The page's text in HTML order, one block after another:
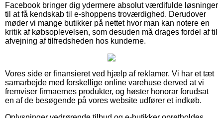
Facebook bringer dig ydermere absolut værdifulde løsninger
til at få kendskab til e-shoppens troværdighed. Derudover
møder vi mange butikker på nettet hvor man kan notere en
kritik af købsoplevelsen, som desuden må drages fordel af til
afvejning af tilfredsheden hos kunderne.
Vores side er finansieret ved hjælp af reklamer. Vi har et tæt
samarbejde med forskellige online varehuse derved at vi
fremviser firmaernes produkter, og høster honorar forudsat
en af de besøgende på vores website udfører et indkøb.